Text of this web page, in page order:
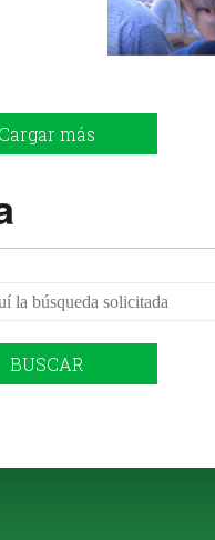
Cargar más
BUSCAR